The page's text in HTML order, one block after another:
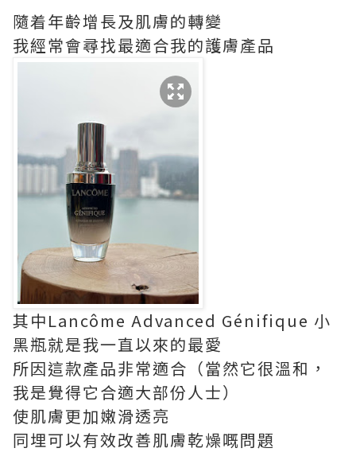
隨着年齡增長及肌膚的轉變
我經常會尋找最適合我的護膚產品
其中Lancôme Advanced Génifique 小
黑瓶就是我一直以來的最愛
所因這款產品非常適合（當然它很溫和，
我是覺得它合適大部份人士）
使肌膚更加嫩滑透亮
同埋可以有效改善肌膚乾燥嘅問題